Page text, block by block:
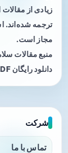
زیادی از
ترجمه شده‌اند.
مجاز است.
منبع مقالات
دانلود رایگان PDF کتاب‌های پزشکی.
شرکت
تماس با ما